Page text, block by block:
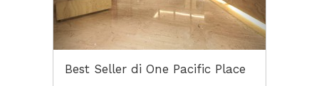
Best Seller di One Pacific Place